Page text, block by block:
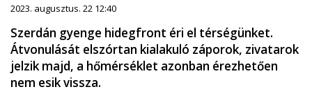
2023. augusztus. 22 12:40
Szerdán gyenge hidegfront éri el térségünket.
Átvonulását elszórtan kialakuló záporok, zivatarok
jelzik majd, a hőmérséklet azonban érezhetően
nem esik vissza.